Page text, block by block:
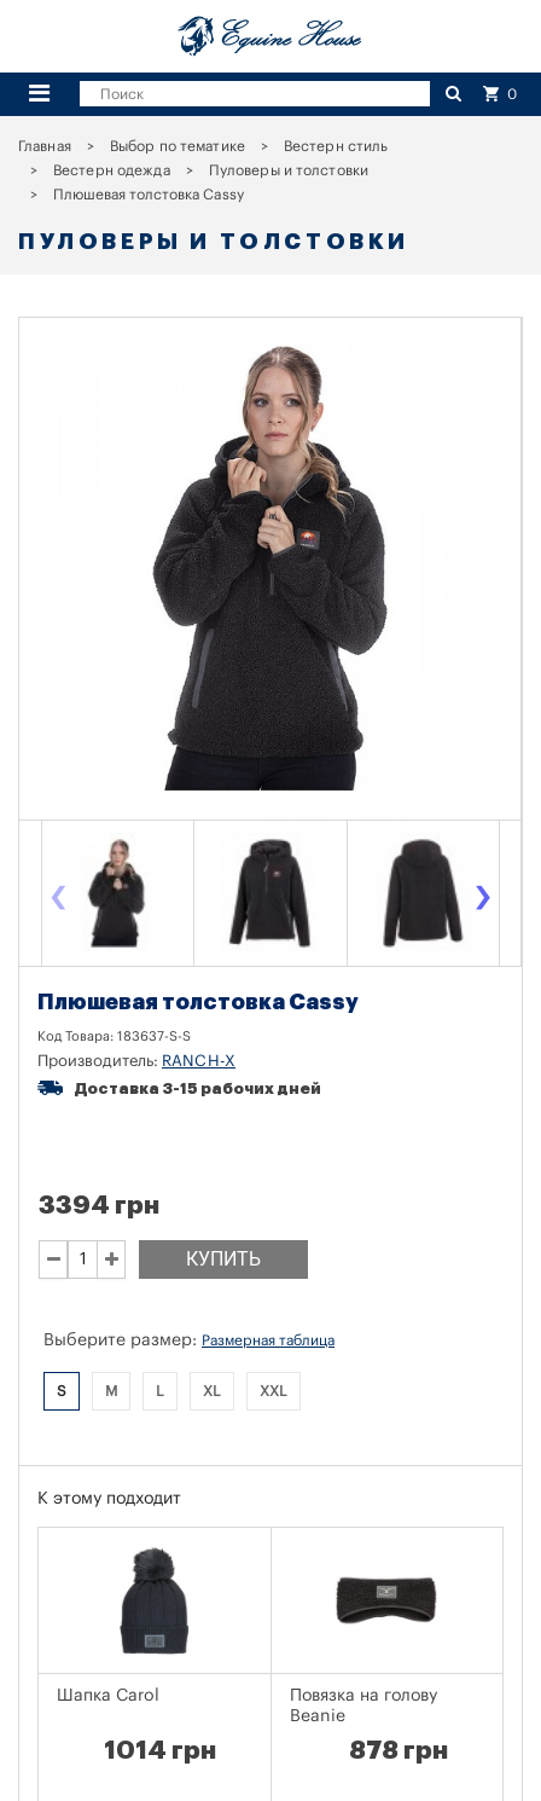
0
Главная Выбор по тематике
Вестерн стиль
Вестерн одежда
Пуловеры и толстовки
Плюшевая толстовка Cassy
ПУЛОВЕРЫ И ТОЛСТОВКИ
‹ ›
Плюшевая толстовка Cassy
Код Товара: 183637-S-S
Производитель: RANCH-X
Доставка 3-15 рабочих дней
КУПИТЬ
3394 грн
Выберите размер: Размерная таблица
S M L XL XXL
К этому подходит
Шапка Carol
1014 грн
Повязка на голову
Beanie
878 грн